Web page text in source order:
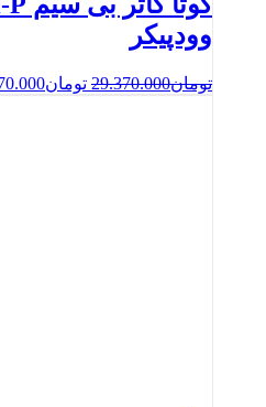
وودپیکر
تومان29.370.000 تومان